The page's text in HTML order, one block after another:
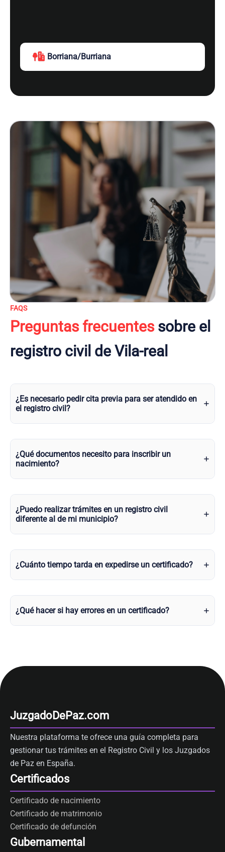
Borriana/Burriana
FAQS
Preguntas frecuentessobre el
registro civil de Vila-real
¿Es necesario pedir cita previa para ser atendido en
el registro civil?
¿Qué documentos necesito para inscribir un
nacimiento?
¿Puedo realizar trámites en un registro civil
diferente al de mi municipio?
¿Cuánto tiempo tarda en expedirse un certificado?
¿Qué hacer si hay errores en un certificado?
JuzgadoDePaz.com
Nuestra plataforma te ofrece una guía completa para
gestionar tus trámites en el Registro Civil y los Juzgados
de Paz en España.
Certificados
Certificado de nacimiento
Certificado de matrimonio
Certificado de defunción
Gubernamental